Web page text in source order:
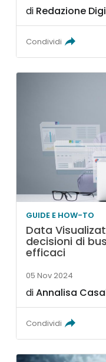
di Redazione
Condividi
GUIDE E HOW-TO
Data
decisioni di
efficaci
05 Nov 2024
diAnnalisa
Condividi